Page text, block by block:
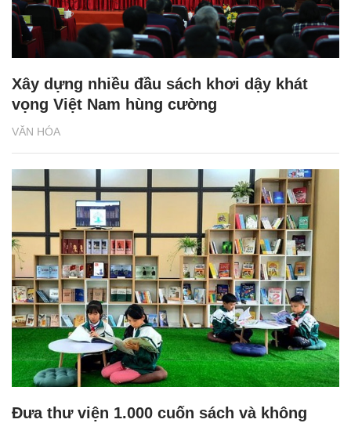
VĂN HÓA
Xây dựng nhiều đầu sách khơi dậy khát
vọng Việt Nam hùng cường
Đưa thư viện 1.000 cuốn sách và không